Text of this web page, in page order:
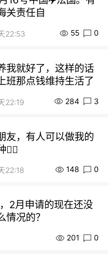
关责任自
22:53 55 0
我就好了，这样的话
班那点钱维持生活了
22:19 284 3
友，有人可以做我的
22:18 148 0
2月申请的现在还没
况的？
201 0